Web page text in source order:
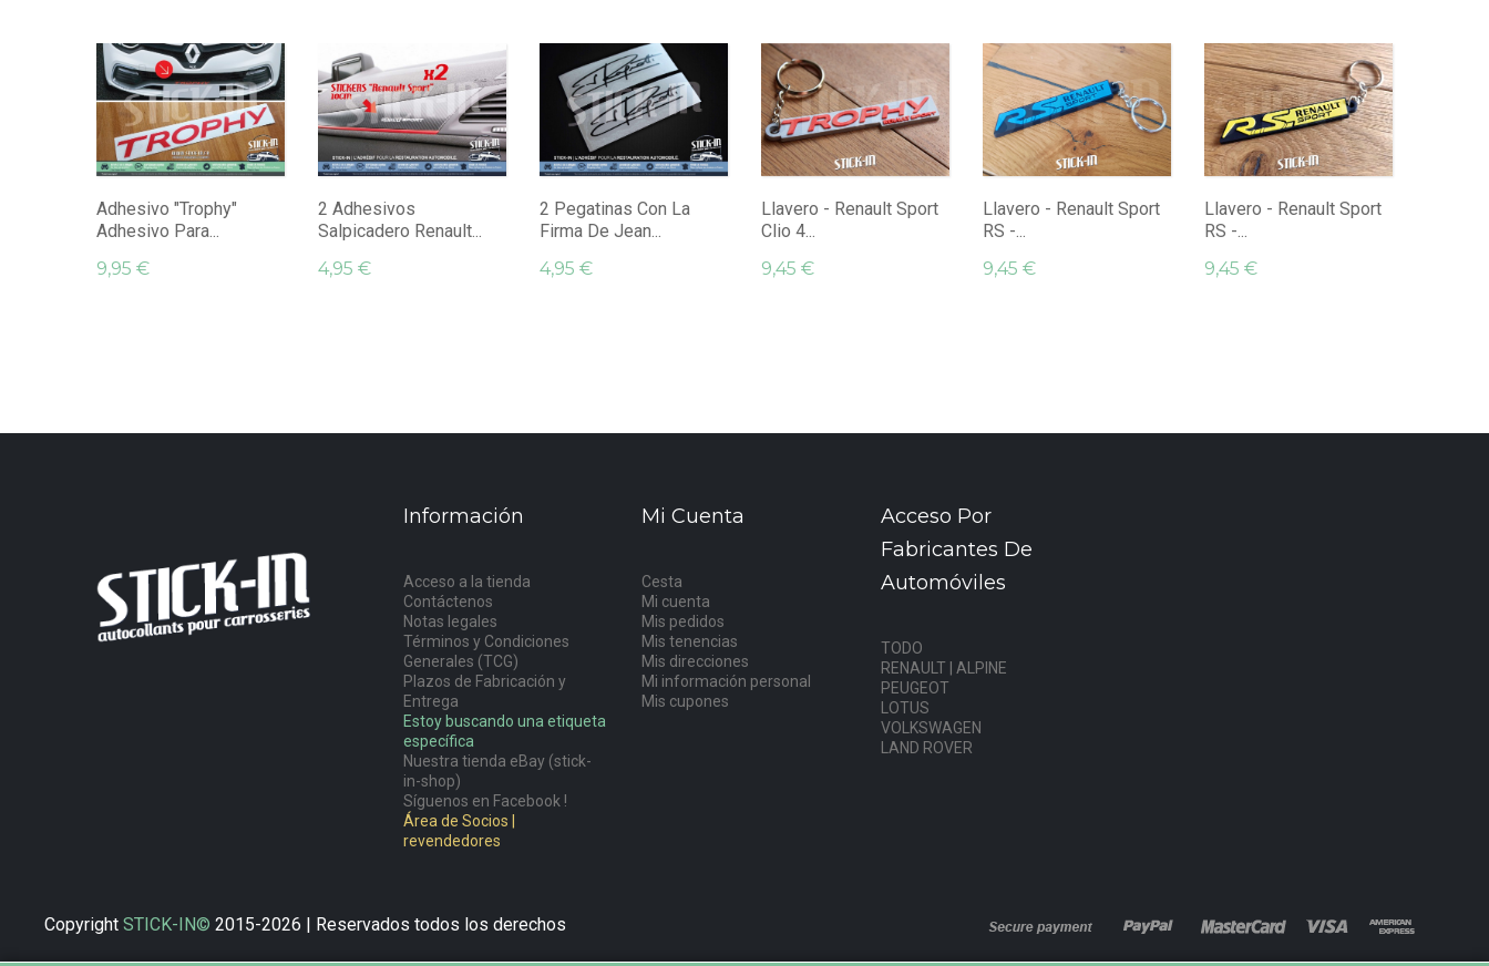
Adhesivo "Trophy"
Adhesivo Para...
9,95 €
2 Adhesivos
Salpicadero Renault...
4,95 €
2 Pegatinas Con La
Firma De Jean...
4,95 €
Llavero - Renault Sport
Clio 4...
9,45 €
Llavero - Renault Sport
RS -...
9,45 €
Llavero - Renault Sport
RS -...
9,45 €
Información
Acceso a la tienda
Contáctenos
Notas legales
Términos y Condiciones
Generales (TCG)
Plazos de Fabricación y
Entrega
Estoy buscando una etiqueta
específica
Nuestra tienda eBay (stick-
in-shop)
Síguenos en Facebook !
Área de Socios |
revendedores
Mi Cuenta
Cesta
Mi cuenta
Mis pedidos
Mis tenencias
Mis direcciones
Mi información personal
Mis cupones
Acceso Por
Fabricantes De
Automóviles
TODO
RENAULT | ALPINE
PEUGEOT
LOTUS
VOLKSWAGEN
LAND ROVER
CopyrightSTICK-IN© 2015-2026 | Reservados todos los derechos